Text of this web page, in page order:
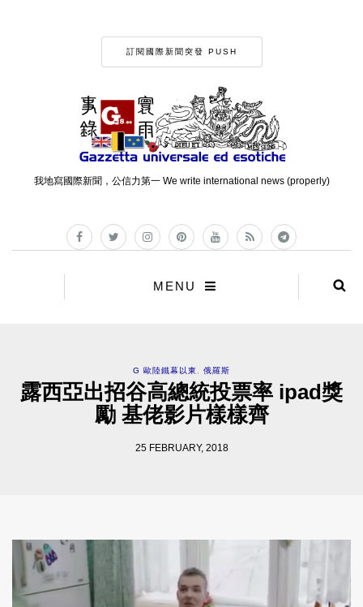
訂閱國際新聞突發 PUSH
我地寫國際新聞，公信力第一 We write international news (properly)
MENU
G 歐陸鐵幕以東 俄羅斯
露西亞出招谷高總統投票率 ipad獎
勵 基佬影片樣樣齊
25 FEBRUARY, 2018